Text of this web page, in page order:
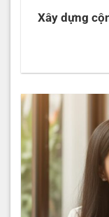
Xây dựng